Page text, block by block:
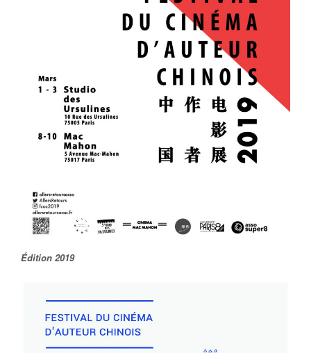
Édition 2019